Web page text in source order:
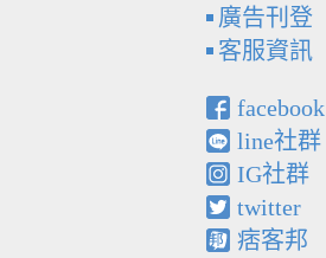
廣告刊登
客服資訊
facebook
line社群
IG社群
twitter
痞客邦